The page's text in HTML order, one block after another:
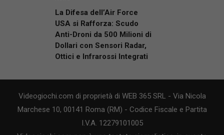
La Difesa dell’Air Force
USA si Rafforza: Scudo
Anti-Droni da 500 Milioni di
Dollari con Sensori Radar,
Ottici e Infrarossi Integrati
Videogiochi.com di proprietà di WEB 365 SRL - Via Nicola
Marchese 10, 00141 Roma (RM) - Codice Fiscale e Partita
I.V.A. 12279101005